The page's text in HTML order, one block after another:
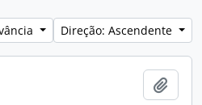
Direção: Ascendente